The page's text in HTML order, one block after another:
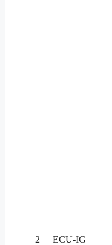
2 ECU-IG